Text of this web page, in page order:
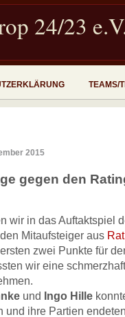
24/23
TEAMS/
2015
gegen den
wir in das Auftaktspiel
Mitaufsteiger aus
zwei Punkte für
wir eine
und Ingo Hille
und ihre Partien